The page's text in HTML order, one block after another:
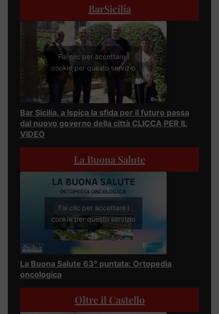
BarSicilia
Fai clic per accettare i
cookie per questo servizio
Bar Sicilia, a Ispica la sfida per il futuro passa
dal nuovo governo della città CLICCA PER IL
VIDEO
La Buona Salute
Fai clic per accettare i
cookie per questo servizio
La Buona Salute 63° puntata: Ortopedia
oncologica
Oltre il Castello